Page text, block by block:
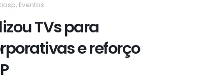
, Eventos
TVs para
e reforço